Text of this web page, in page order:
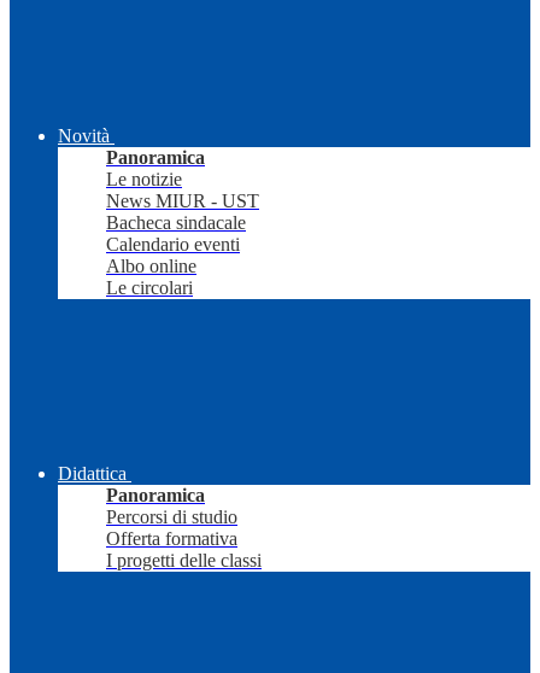
Novità
Panoramica
Le notizie
News MIUR - UST
Bacheca sindacale
Calendario eventi
Albo online
Le circolari
Didattica
Panoramica
Percorsi di studio
Offerta formativa
I progetti delle classi